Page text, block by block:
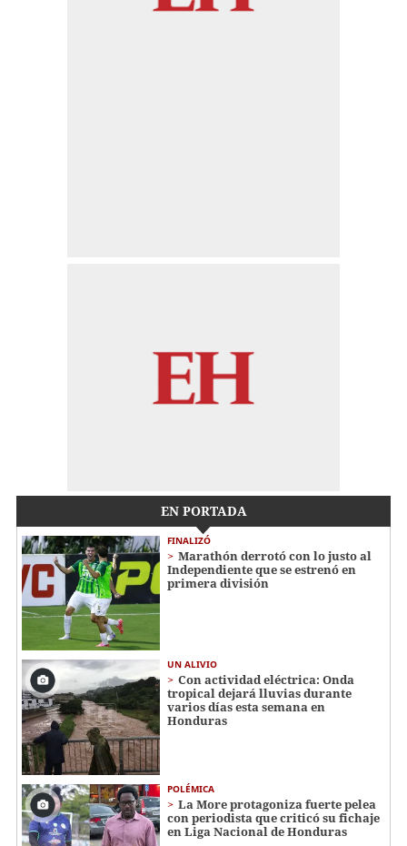
EN PORTADA
FINALIZÓ
Marathón derrotó con lo justo al
Independiente que se estrenó en
primera división
UN ALIVIO
Con actividad eléctrica: Onda
tropical dejará lluvias durante
varios días esta semana en
Honduras
POLÉMICA
La More protagoniza fuerte pelea
con periodista que criticó su fichaje
en Liga Nacional de Honduras